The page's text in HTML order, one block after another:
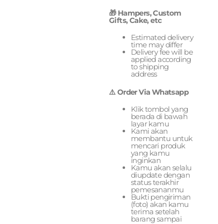
🎁 Hampers, Custom
Gifts, Cake, etc
Estimated delivery
time may differ
Delivery fee will be
applied according
to shipping
address
⚠️ Order Via Whatsapp
Klik tombol yang
berada di bawah
layar kamu
Kami akan
membantu untuk
mencari produk
yang kamu
inginkan
Kamu akan selalu
diupdate dengan
status terakhir
pemesananmu
Bukti pengiriman
(foto) akan kamu
terima setelah
barang sampai